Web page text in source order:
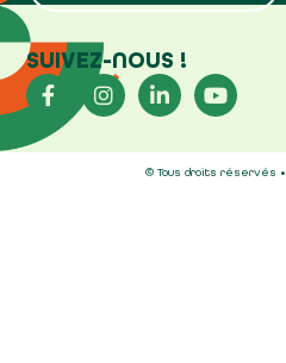
SUIVEZ-NOUS !
© Tous droits réservés •